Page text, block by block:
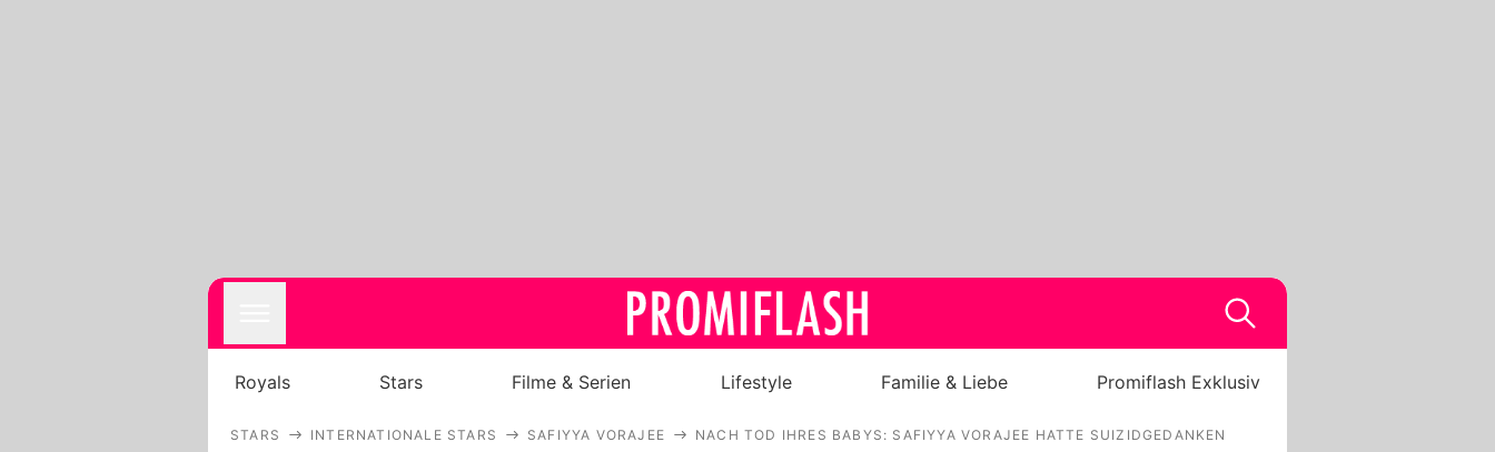
Royals
Royals Stars Filme & Serien Lifestyle Familie & Liebe Promiflash Exklusiv
STARS INTERNATIONALE STARS SAFIYYA VORAJEE NACH TOD IHRES BABYS: SAFIYYA VORAJEE HATTE SUIZIDGEDANKEN